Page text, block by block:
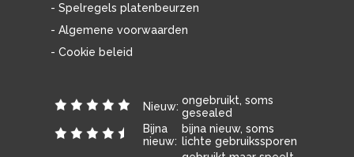
- Spelregels platenbeurzen
- Algemene voorwaarden
- Cookie beleid
Nieuw: ongebruikt, soms
gesealed
Bijna
nieuw:
bijna nieuw, soms
lichte gebruikssporen